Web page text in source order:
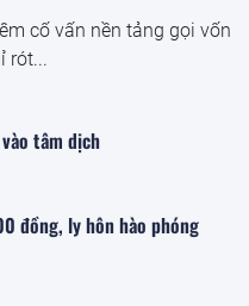
cố vấn nền tảng gọi vốn
rót...
tâm dịch
đồng, ly hôn hào phóng